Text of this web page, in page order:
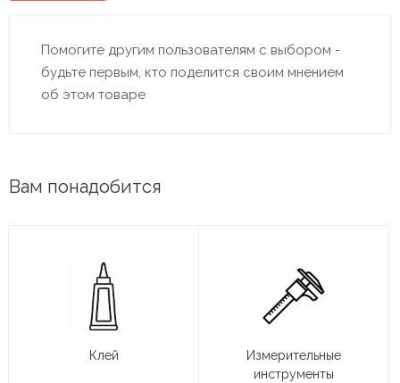
Помогите другим пользователям с выбором -
будьте первым, кто поделится своим мнением
об этом товаре
Вам понадобится
Клей
Измерительные
инструменты